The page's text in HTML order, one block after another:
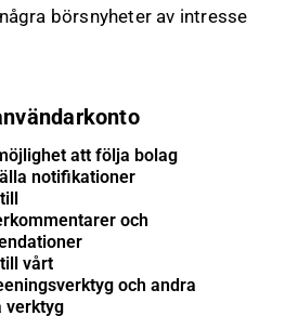
börsnyheter av intresse
att följa bolag
notifikationer
och
vårt
och andra
verktyg